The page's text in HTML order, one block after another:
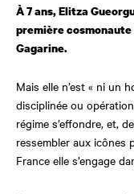
À 7 ans, Elitza
première cosmonaute
Gagarine.
Mais elle n’est « ni un
disciplinée ou
régime s’effondre, et,
ressembler aux icônes
France elle s’engage